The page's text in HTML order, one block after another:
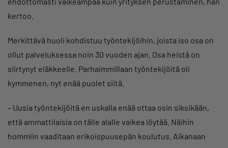
kertoo.
Merkittävä huoli kohdistuu työntekijöihin, joista iso osa on
ollut palveluksessa noin 30 vuoden ajan. Osa heistä on
siirtynyt eläkkeelle. Parhaimmillaan työntekijöitä oli
kymmenen, nyt enää puolet siitä.
– Uusia työntekijöitä en uskalla enää ottaa osin siksikään,
että ammattilaisia on tälle alalle vaikea löytää. Näihin
hommiin vaaditaan erikoispuusepän koulutus. Aikanaan